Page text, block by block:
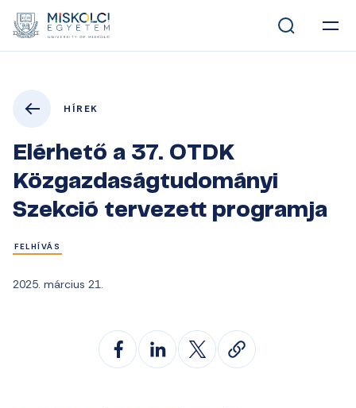
HÍREK
Elérhető a 37. OTDK
Közgazdaságtudományi
Szekció tervezett programja
FELHÍVÁS
2025. március 21.